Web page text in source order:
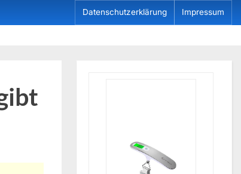
Datenschutzerklärung Impressum